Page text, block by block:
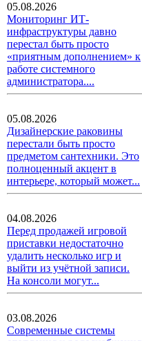
05.08.2026
Мониторинг ИТ-
инфраструктуры давно
перестал быть просто
«приятным дополнением» к
работе системного
администратора....
05.08.2026
Дизайнерские раковины
перестали быть просто
предметом сантехники. Это
полноценный акцент в
интерьере, который может...
04.08.2026
Перед продажей игровой
приставки недостаточно
удалить несколько игр и
выйти из учётной записи.
На консоли могут...
03.08.2026
Современные системы